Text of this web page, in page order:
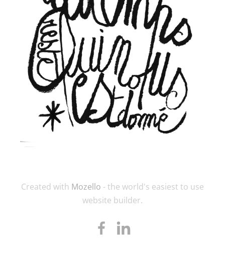
Created with Mozello - the world's easiest to use
website builder.